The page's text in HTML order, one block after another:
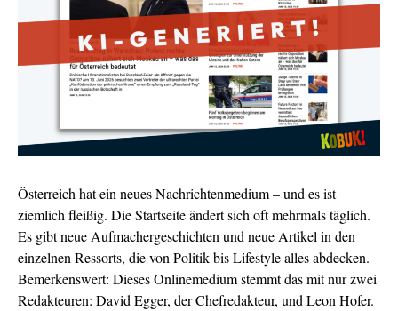
Österreich hat ein neues Nachrichtenmedium – und es ist
ziemlich fleißig. Die Startseite ändert sich oft mehrmals täglich.
Es gibt neue Aufmachergeschichten und neue Artikel in den
einzelnen Ressorts, die von Politik bis Lifestyle alles abdecken.
Bemerkenswert: Dieses Onlinemedium stemmt das mit nur zwei
Redakteuren: David Egger, der Chefredakteur, und Leon Hofer.